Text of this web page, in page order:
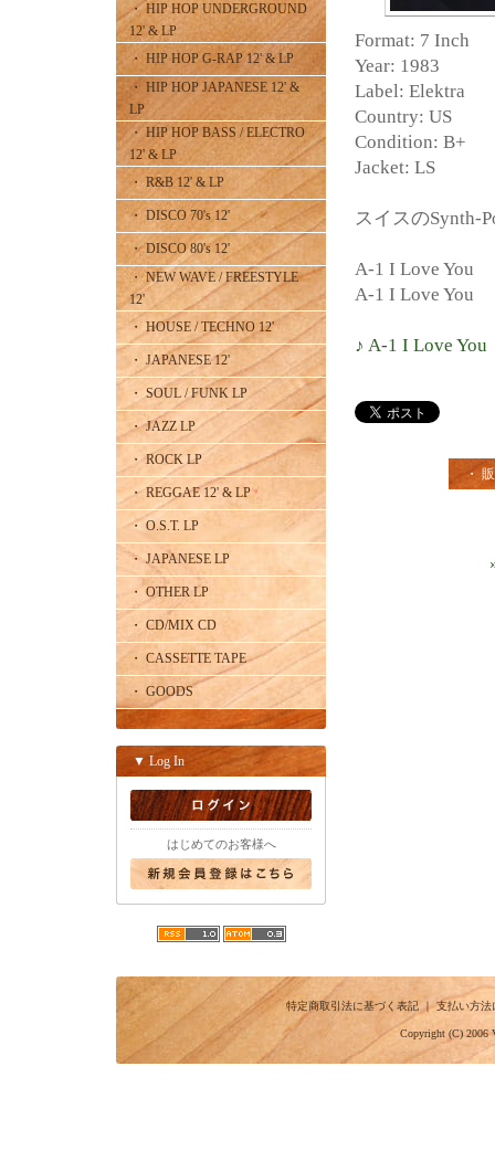
・ HIP HOP UNDERGROUND
12' & LP
・ HIP HOP G-RAP 12' & LP
・ HIP HOP JAPANESE 12' &
LP
・ HIP HOP BASS / ELECTRO
12' & LP
・ R&B 12' & LP
・ DISCO 70's 12'
・ DISCO 80's 12'
・ NEW WAVE / FREESTYLE
12'
・ HOUSE / TECHNO 12'
・ JAPANESE 12'
・ SOUL / FUNK LP
・ JAZZ LP
・ ROCK LP
・ REGGAE 12' & LP
・ O.S.T. LP
・ JAPANESE LP
・ OTHER LP
・ CD/MIX CD
・ CASSETTE TAPE
・ GOODS
▼ Log In
はじめてのお客様へ
Format: 7 Inch
Year: 1983
Label: Elektra
Country: US
Condition: B+
Jacket: LS
スイスのSynth-
A-1 I Love You
A-1 I Love You
♪ A-1 I Love You
・
特定商取引法に基づく表記｜支払い方法
Copyright (C) 2006